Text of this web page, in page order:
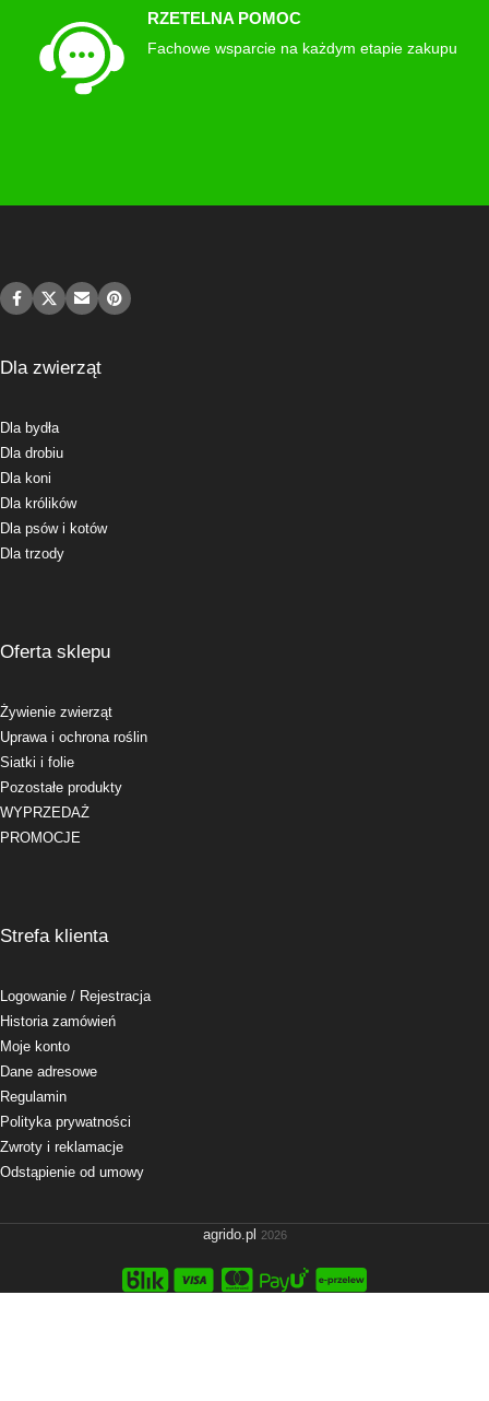
RZETELNA POMOC
Fachowe wsparcie na każdym etapie zakupu
Dla zwierząt
Dla bydła
Dla drobiu
Dla koni
Dla królików
Dla psów i kotów
Dla trzody
Oferta sklepu
Żywienie zwierząt
Uprawa i ochrona roślin
Siatki i folie
Pozostałe produkty
WYPRZEDAŻ
PROMOCJE
Strefa klienta
Logowanie / Rejestracja
Historia zamówień
Moje konto
Dane adresowe
Regulamin
Polityka prywatności
Zwroty i reklamacje
Odstąpienie od umowy
agrido.pl 2026